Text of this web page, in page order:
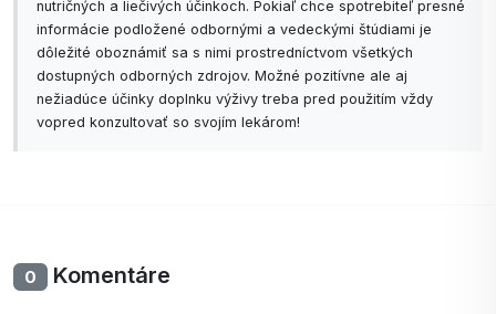
nutričných a liečivých účinkoch. Pokiaľ chce spotrebiteľ presné
informácie podložené odbornými a vedeckými štúdiami je
dôležité oboznámiť sa s nimi prostredníctvom všetkých
dostupných odborných zdrojov. Možné pozitívne ale aj
nežiadúce účinky doplnku výživy treba pred použitím vždy
vopred konzultovať so svojím lekárom!
0 Komentáre